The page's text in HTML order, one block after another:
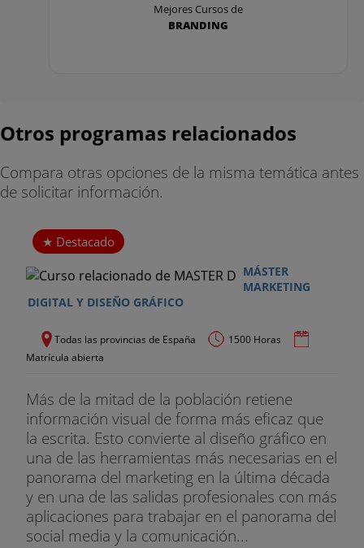
MÓDULO VI. Marketing relacional
3. Fundamentos de CRM.
4. Fundamentos de Business Intelligence
1. Procesos y reglas del content marketing.
2. Blogging, videoblogging y podcasting.
4. Publicaciones digitales: ebooks, newsletters,
5. El uso de video y fotografía.
6. Apps y widgets.
7. Contenidos generados por los usuarios.
8. Webinars y contenidos formativos.
Mejores Cursos de
BRANDING
Otros programas relacionados
Compara otras opciones de la misma temática antes
de solicitar información.
Destacado
MÁSTER
MARKETING
DIGITAL Y DISEÑO GRÁFICO
Todas las provincias de España
1500 Horas
Matrícula abierta
Más de la mitad de la población retiene
información visual de forma más eficaz que
la escrita. Esto convierte al diseño gráfico en
una de las herramientas más necesarias en el
panorama del marketing en la última década
y en una de las salidas profesionales con más
aplicaciones para trabajar en el panorama del
social media y la comunicación...